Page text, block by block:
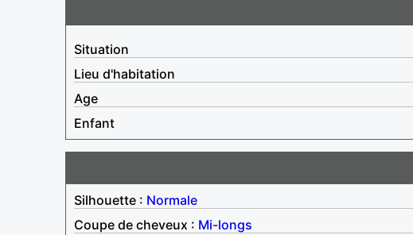
Situation
Lieu d'habitation
Age
Enfant
Silhouette : Normale
Coupe de cheveux : Mi-longs